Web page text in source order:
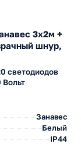
3x2м +
шнур,
светодиодов
Вольт
Занавес
Белый
IP44